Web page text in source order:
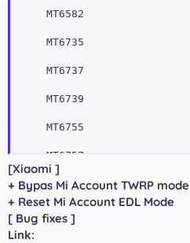
MT6582
MT6735
MT6737
MT6739
MT6755
MT6757
MT6761
MT6763
[Xiaomi ]
+ Bypas Mi Account TWRP mode
+ Reset Mi Account EDL Mode
[ Bug fixes ]
Link: